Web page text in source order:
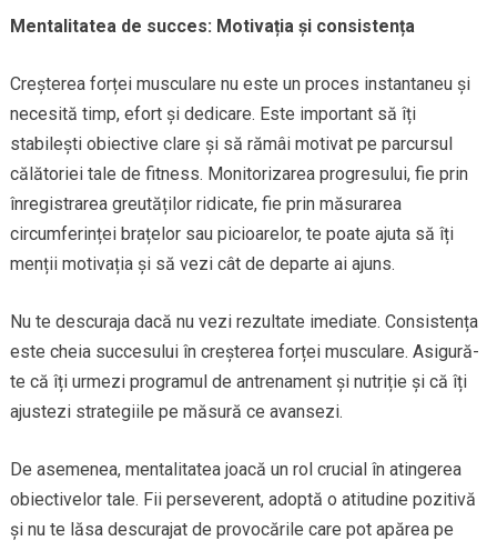
Mentalitatea de succes: Motivația și consistența
Creșterea forței musculare nu este un proces instantaneu și
necesită timp, efort și dedicare. Este important să îți
stabilești obiective clare și să rămâi motivat pe parcursul
călătoriei tale de fitness. Monitorizarea progresului, fie prin
înregistrarea greutăților ridicate, fie prin măsurarea
circumferinței brațelor sau picioarelor, te poate ajuta să îți
menții motivația și să vezi cât de departe ai ajuns.
Nu te descuraja dacă nu vezi rezultate imediate. Consistența
este cheia succesului în creșterea forței musculare. Asigură-
te că îți urmezi programul de antrenament și nutriție și că îți
ajustezi strategiile pe măsură ce avansezi.
De asemenea, mentalitatea joacă un rol crucial în atingerea
obiectivelor tale. Fii perseverent, adoptă o atitudine pozitivă
și nu te lăsa descurajat de provocările care pot apărea pe